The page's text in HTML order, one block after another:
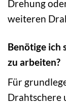
Drehung
weiteren
Benötige ich
zu arbeiten?
Für
Drahtschere